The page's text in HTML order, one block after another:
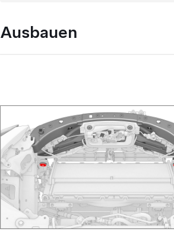
Ausbauen